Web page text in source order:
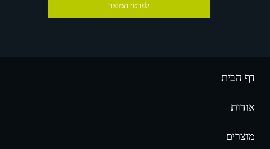
לפרטי המוצר
דף הבית
אודות
מוצרים